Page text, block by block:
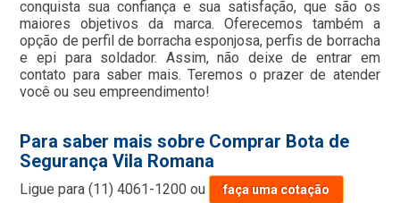
conquista sua confiança e sua satisfação, que são os
maiores objetivos da marca. Oferecemos também a
opção de perfil de borracha esponjosa, perfis de borracha
e epi para soldador. Assim, não deixe de entrar em
contato para saber mais. Teremos o prazer de atender
você ou seu empreendimento!
Para saber mais sobre Comprar Bota de
Segurança Vila Romana
Ligue para(11) 4061-1200 ou faça uma cotação